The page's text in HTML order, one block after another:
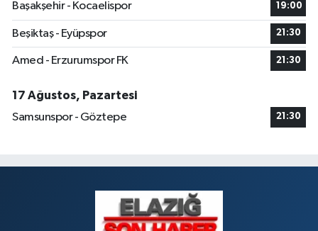
Makfire Eczanesi
Çaydaçıra Mahallesi, Adnan Kahveci Caddesi, No:29 Merkez Elazığ
Başakşehir - Kocaelispor
19:00
Beşiktaş - Eyüpspor 21:30
Amed - Erzurumspor FK 21:30
17 Ağustos, Pazartesi
Samsunspor - Göztepe
21:30